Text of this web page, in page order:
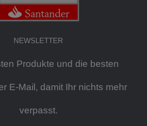
NEWSLETTER
Produkte und die besten
E-Mail, damit Ihr nichts mehr
verpasst.